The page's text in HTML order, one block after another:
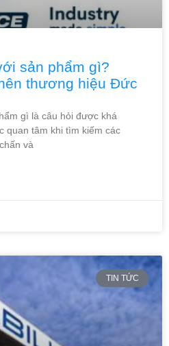
sản phẩm gì?
thương hiệu Đức
gì là câu hỏi được khá
quan tâm khi tìm kiếm các
và
TIN TỨC